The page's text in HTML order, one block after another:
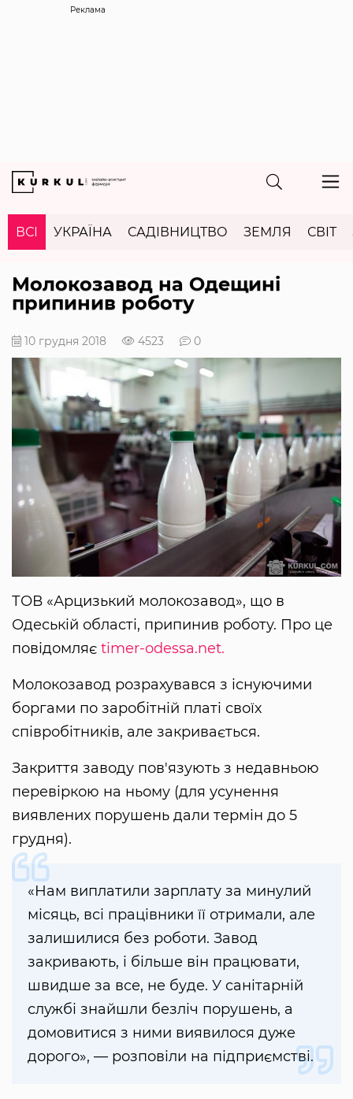
Реклама
ВСІ УКРАЇНА САДІВНИЦТВО ЗЕМЛЯ СВІТ
Молокозавод на Одещині
припинив роботу
10 грудня 2018 4523 0
ТОВ «Арцизький молокозавод», що в
Одеській області, припинив роботу. Про це
повідомляє timer-odessa.net.
Молокозавод розрахувався з існуючими
боргами по заробітній платі своїх
співробітників, але закривається.
Закриття заводу пов'язують з недавньою
перевіркою на ньому (для усунення
виявлених порушень дали термін до 5
грудня).
«Нам виплатили зарплату за минулий
місяць, всі працівники її отримали, але
залишилися без роботи. Завод
закривають, і більше він працювати,
швидше за все, не буде. У санітарній
службі знайшли безліч порушень, а
домовитися з ними виявилося дуже
дорого», — розповіли на підприємстві.